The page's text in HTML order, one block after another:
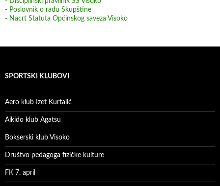
- Poslovnik o radu Skupštine
- Nacrt Statuta Općinskog saveza Visoko
SPORTSKI KLUBOVI
Aero klub Izet Kurtalić
Aikido klub Agatsu
Bokserski klub Visoko
Društvo pedagoga fizičke kulture
FK 7. april